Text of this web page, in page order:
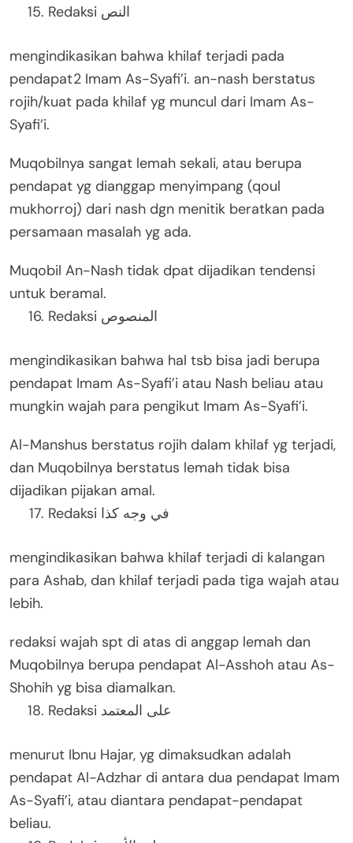
Redaksi النص
mengindikasikan bahwa khilaf terjadi pada
pendapat2 Imam As-Syafi’i. an-nash berstatus
rojih/kuat pada khilaf yg muncul dari Imam As-
Syafi’i.
Muqobilnya sangat lemah sekali, atau berupa
pendapat yg dianggap menyimpang (qoul
mukhorroj) dari nash dgn menitik beratkan pada
persamaan masalah yg ada.
Muqobil An-Nash tidak dpat dijadikan tendensi
untuk beramal.
Redaksi المنصوص
mengindikasikan bahwa hal tsb bisa jadi berupa
pendapat Imam As-Syafi’i atau Nash beliau atau
mungkin wajah para pengikut Imam As-Syafi’i.
Al-Manshus berstatus rojih dalam khilaf yg terjadi,
dan Muqobilnya berstatus lemah tidak bisa
dijadikan pijakan amal.
Redaksi في وجه كذا
mengindikasikan bahwa khilaf terjadi di kalangan
para Ashab, dan khilaf terjadi pada tiga wajah atau
lebih.
redaksi wajah spt di atas di anggap lemah dan
Muqobilnya berupa pendapat Al-Asshoh atau As-
Shohih yg bisa diamalkan.
Redaksi على المعتمد
menurut Ibnu Hajar, yg dimaksudkan adalah
pendapat Al-Adzhar di antara dua pendapat Imam
As-Syafi’i, atau diantara pendapat-pendapat
beliau.